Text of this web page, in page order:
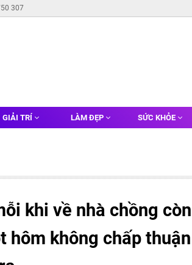
307
GIẢI TRÍ LÀM ĐẸP SỨC KHỎE
khi về nhà chồng còn
hôm không chấp thuận